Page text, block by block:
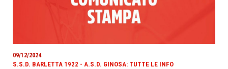
09/12/2024
S.S.D. BARLETTA 1922 - A.S.D. GINOSA: TUTTE LE INFO